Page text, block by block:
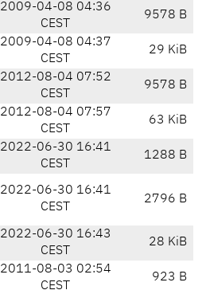
2009-04-08 04:36
CEST
9578 B
2009-04-08 04:37
CEST
29 KiB
2012-08-04 07:52
CEST
9578 B
2012-08-04 07:57
CEST
63 KiB
2022-06-30 16:41
CEST
1288 B
2022-06-30 16:41
CEST
2796 B
2022-06-30 16:43
CEST
28 KiB
2011-08-03 02:54
CEST
923 B